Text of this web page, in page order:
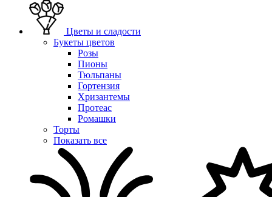
Цветы и сладости
Букеты цветов
Розы
Пионы
Тюльпаны
Гортензия
Хризантемы
Протеас
Ромашки
Торты
Показать все